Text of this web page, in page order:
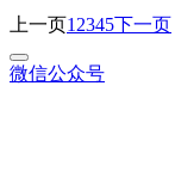
上一页1 2345下一页
微信公众号